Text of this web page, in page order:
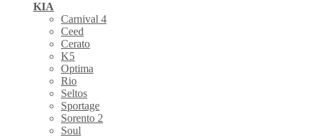
KIA
Carnival 4
Ceed
Cerato
K5
Optima
Rio
Seltos
Sportage
Sorento 2
Soul